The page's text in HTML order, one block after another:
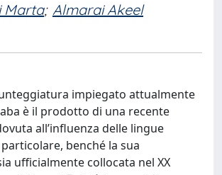
Marta; Almarai Akeel
impiegato attualmente
è il prodotto di una recente
all’influenza delle lingue
benché la sua
ufficialmente collocata nel XX